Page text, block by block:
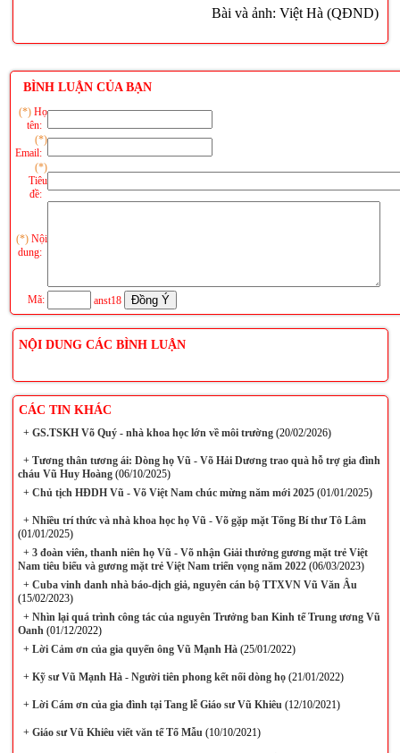
Bài và ảnh: Việt Hà (QĐND)
BÌNH LUẬN CỦA BẠN
(*) Họ
tên:
(*)
Email:
(*)
Tiêu
đề:
(*) Nội
dung:
Mã: anst18
NỘI DUNG CÁC BÌNH LUẬN
CÁC TIN KHÁC
+GS.TSKH Võ Quý - nhà khoa học lớn về môi trường(20/02/2026)
+Tương thân tương ái: Dòng họ Vũ - Võ Hải Dương trao quà hỗ trợ gia đình
cháu Vũ Huy Hoàng(06/10/2025)
+Chủ tịch HĐDH Vũ - Võ Việt Nam chúc mừng năm mới 2025(01/01/2025)
+Nhiều trí thức và nhà khoa học họ Vũ - Võ gặp mặt Tổng Bí thư Tô Lâm
(01/01/2025)
+3 đoàn viên, thanh niên họ Vũ - Võ nhận Giải thưởng gương mặt trẻ Việt
Nam tiêu biểu và gương mặt trẻ Việt Nam triển vọng năm 2022(06/03/2023)
+Cuba vinh danh nhà báo-dịch giả, nguyên cán bộ TTXVN Vũ Văn Âu
(15/02/2023)
+Nhìn lại quá trình công tác của nguyên Trưởng ban Kinh tế Trung ương Vũ
Oanh(01/12/2022)
+Lời Cảm ơn của gia quyến ông Vũ Mạnh Hà(25/01/2022)
+Kỹ sư Vũ Mạnh Hà - Người tiên phong kết nối dòng họ(21/01/2022)
+Lời Cám ơn của gia đình tại Tang lễ Giáo sư Vũ Khiêu(12/10/2021)
+Giáo sư Vũ Khiêu viết văn tế Tổ Mẫu(10/10/2021)